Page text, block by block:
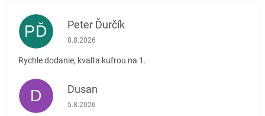
PĎ Peter Ďurčík
Hodnotenie obchodu je 5 z 5 hviezdičiek.
8.8.2026
Rychle dodanie, kvalta kufrou na 1.
D Dusan
Hodnotenie obchodu je 5 z 5 hviezdičiek.
5.8.2026